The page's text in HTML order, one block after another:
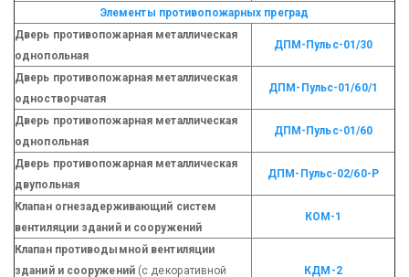
Элементы противопожарных преград
Дверь противопожарная металлическая
однопольная
ДПМ-Пульс-01/30
Дверь противопожарная металлическая
одностворчатая
ДПМ-Пульс-01/60/1
Дверь противопожарная металлическая
однопольная
ДПМ-Пульс-01/60
Дверь противопожарная металлическая
двупольная
ДПМ-Пульс-02/60-Р
Клапан огнезадерживающий систем
вентиляции зданий и сооружений
КОМ-1
Клапан противодымной вентиляции
зданий и сооружений (с декоративной
КДМ-2